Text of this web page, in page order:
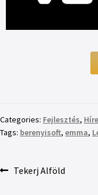
Categories: Fejlesztés,
Tags: berenyisoft, emma,
Tekerj Alföld